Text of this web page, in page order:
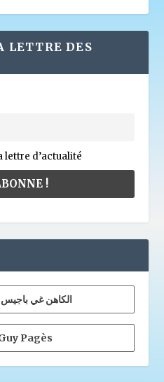
LETTRE DES
lettre d’actualité
الكاهن غي باجيس
Pagès